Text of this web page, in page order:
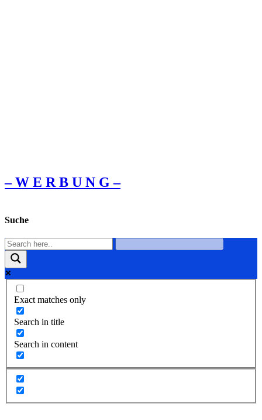
– W Ε R Β U Ν G –
Suche
Exact matches only
Search in title
Search in content